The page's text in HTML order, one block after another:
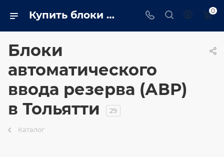
Купить блоки АВР (Автоматики ДГУ) в Тольятти недорого, компания - ТРАСТ-ЭНЕРГО 0
Блоки
автоматического
ввода резерва (АВР)
в Тольятти
29
Каталог